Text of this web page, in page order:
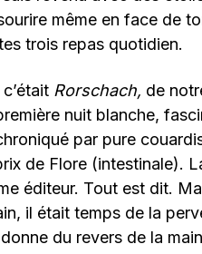
même en face de
trois repas quotidien.
Rorschach, de
nuit blanche,
par pure
de Flore (intestinale).
éditeur. Tout est dit.
il était temps de la
du revers de la